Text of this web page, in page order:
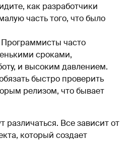
как разработчики
часть того, что было
часто
сроками,
и высоким давлением.
быстро проверить
релизом, что бывает
Все зависит от
который создает